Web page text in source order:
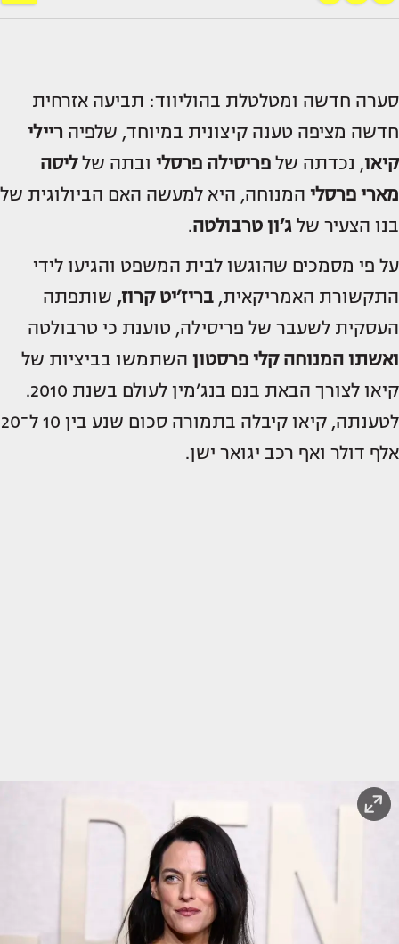
סערה חדשה ומטלטלת בהוליווד: תביעה אזרחית
חדשה מציפה טענה קיצונית במיוחד, שלפיה ריילי
קיאו, נכדתה של פריסילה פרסלי ובתה שלליסה
מארי פרסלי המנוחה, היא למעשה האם הביולוגית של
בנו הצעיר של ג’ון טרבולטה.
על פי מסמכים שהוגשו לבית המשפט והגיעו לידי
התקשורת האמריקאית, בריז’יט קרוז, שותפתה
העסקית לשעבר של פריסילה, טוענת כי טרבולטה
ואשתו המנוחהקלי פרסטון השתמשו בביציות של
קיאו לצורך הבאת בנם בנג’מין לעולם בשנת 2010.
לטענתה, קיאו קיבלה בתמורה סכום שנע בין 10 ל־20
אלף דולר ואף רכב יגואר ישן.